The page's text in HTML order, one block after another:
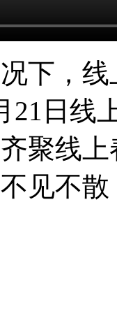
下，
21日线
聚线
见不散